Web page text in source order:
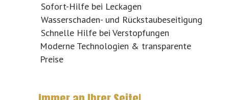
Sofort-Hilfe bei Leckagen
Wasserschaden- und Rückstaubeseitigung
Schnelle Hilfe bei Verstopfungen
Moderne Technologien & transparente
Preise